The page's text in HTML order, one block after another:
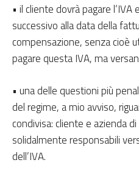
• il cliente dovrà pagare
successivo alla data della
compensazione, senza cioè
pagare questa IVA, ma
• una delle questioni più
del regime, a mio avviso,
condivisa: cliente e azienda
solidalmente responsabili
dell’IVA.